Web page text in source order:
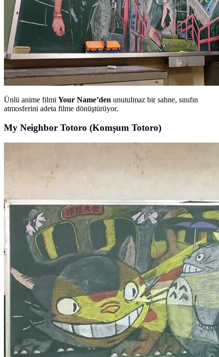
Ünlü anime filmi Your Name’den unutulmaz bir sahne, sınıfın
atmosferini adeta filme dönüştürüyor.
My Neighbor Totoro (Komşum Totoro)